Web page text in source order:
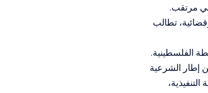
مرتقب.
تطالب
إطار الشرعية
(2018) والمركزي (2022)، واللجنة التنفيذية،